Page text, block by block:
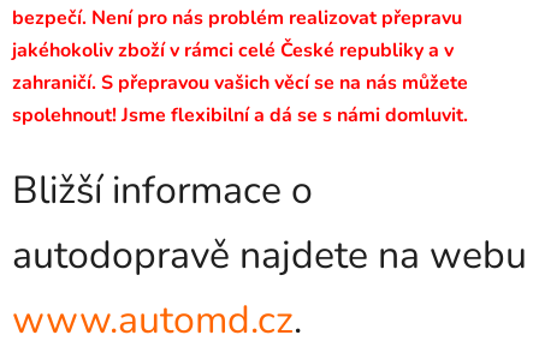
bezpečí. Není pro nás problém realizovat přepravu
jakéhokoliv zboží v rámci celé České republiky a v
zahraničí. S přepravou vašich věcí se na nás můžete
spolehnout! Jsme flexibilní a dá se s námi domluvit.
Bližší informace o
autodopravě najdete na webu
www.automd.cz.